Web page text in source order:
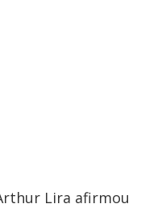
Lira afirmou